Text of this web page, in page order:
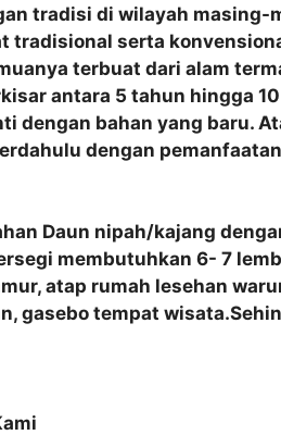
tradisi di wilayah masing-
tradisional serta
terbuat dari alam
antara 5 tahun hingga
dengan bahan yang baru.
dengan pemanfaatan
Daun nipah/kajang
membutuhkan 6- 7
atap rumah lesehan
gasebo tempat